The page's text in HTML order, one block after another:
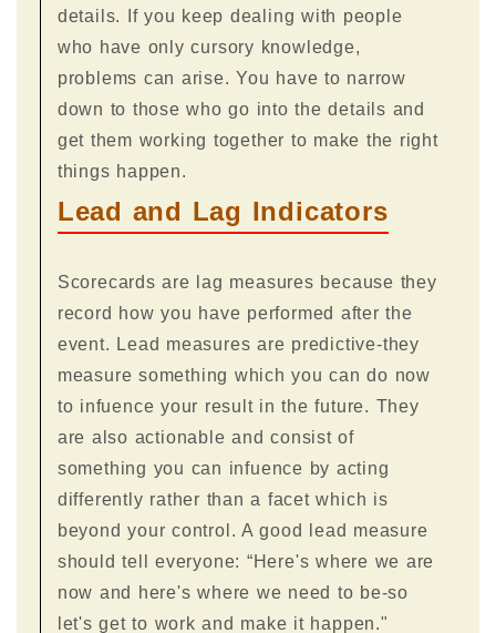
details. If you keep dealing with people
who have only cursory knowledge,
problems can arise. You have to narrow
down to those who go into the details and
get them working together to make the right
things happen.
Lead and Lag Indicators
Scorecards are lag measures because they
record how you have performed after the
event. Lead measures are predictive-they
measure something which you can do now
to infuence your result in the future. They
are also actionable and consist of
something you can infuence by acting
differently rather than a facet which is
beyond your control. A good lead measure
should tell everyone: “Here's where we are
now and here's where we need to be-so
let's get to work and make it happen."